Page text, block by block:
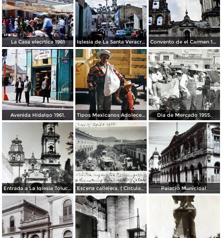
La Casa elecrtica 1961 Iglesia de La Santa Veracruz 1961 Convento de el Carmen 1961.
Avenida Hidalgo 1961. Tipos Mexicanos Adolecente 1961. Dia de Mercado 1955.
Entrada a La Iglesia Toluca, Edo de México 1955. Escena callejera. ( Circulada el 8 de Abril de 1908 ). Palacio Municipal.